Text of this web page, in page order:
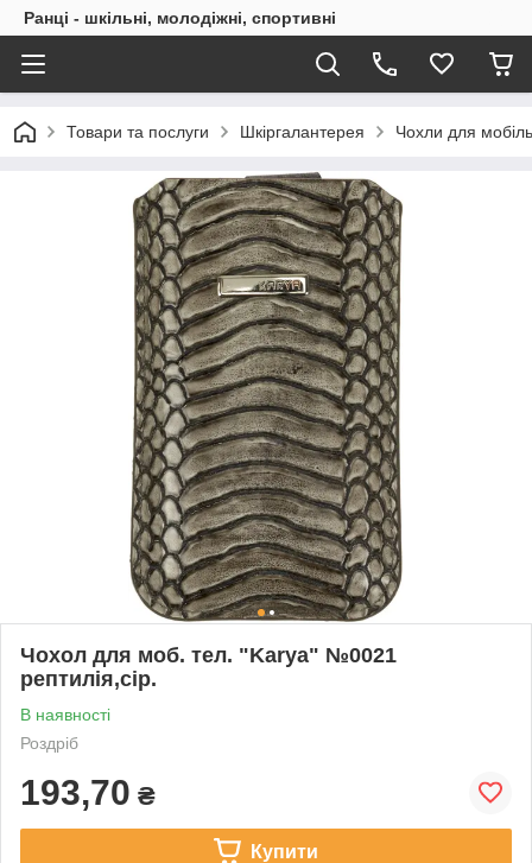
Ранці - шкільні, молодіжні, спортивні
Товари та послуги Шкіргалантерея Чохли для
Чохол для моб. тел. "Karya" №0021
рептилія,сір.
В наявності
Роздріб
193,70 ₴
Купити